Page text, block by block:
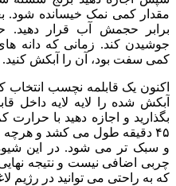
مقدار کمی نمک خیسانده شود.
برابر حجمش آب قرار دهید.
جوشیدن کند. زمانی که دانه
کمی سفت بود، آن را آبکش کنید.
اکنون یک قابلمه نچسب انتخاب
آبکش شده را لایه لایه داخل
۴۵ دقیقه طول می کشد و هرچه
و سبک تر می شود. در این شیوه
چربی اضافی نیست و نتیجه
که به راحتی می توانید در رژیم